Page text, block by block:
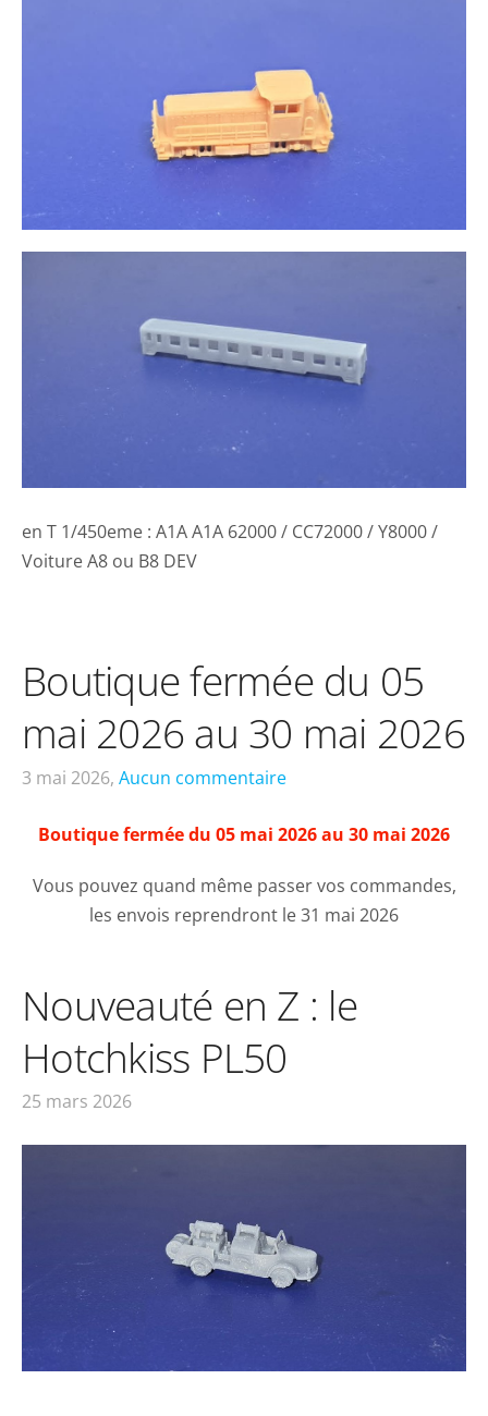
en T 1/450eme : A1A A1A 62000 / CC72000 / Y8000 /
Voiture A8 ou B8 DEV
Boutique fermée du 05
mai 2026 au 30 mai 2026
3 mai 2026, Aucun commentaire
Boutique fermée du 05 mai 2026 au 30 mai 2026
Vous pouvez quand même passer vos commandes,
les envois reprendront le 31 mai 2026
Nouveauté en Z : le
Hotchkiss PL50
25 mars 2026